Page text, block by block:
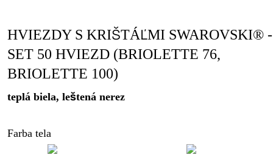
HVIEZDY S KRIŠTÁĽMI SWAROVSKI® -
SET 50 HVIEZD (BRIOLETTE 76,
BRIOLETTE 100)
teplá biela, leštená nerez
Farba tela